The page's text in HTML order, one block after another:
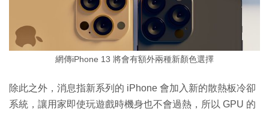
網傳iPhone 13 將會有額外兩種新顏色選擇
除此之外，消息指新系列的 iPhone 會加入新的散熱板冷卻
系統，讓用家即使玩遊戲時機身也不會過熱，所以 GPU 的